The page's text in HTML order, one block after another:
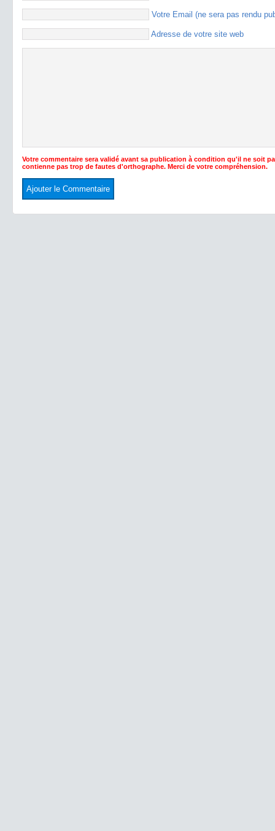
Votre Email (ne sera pas rendu
Adresse de votre site web
Votre commentaire sera validé avant sa publication à condition qu'il ne soit
contienne pas trop de fautes d'orthographe. Merci de votre compréhension.